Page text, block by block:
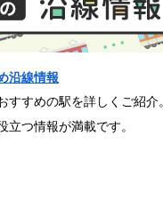
沿線情報
すすめの駅を詳しくご紹介
立つ情報が満載です。